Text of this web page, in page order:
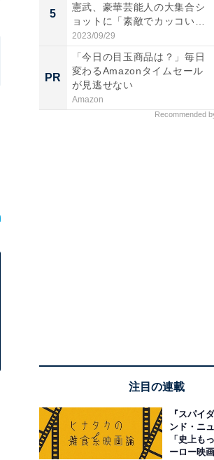
5
憲武、豪華芸能人の大集合シ
ョットに「素敵でカッコい
い...
2023/09/29
PR
「今日の目玉商品は？」毎日
変わるAmazonタイムセール
が見逃せない
Amazon
Recommended
注目の連載
『スパイ
ンド・ニ
「史上も
ーロー映